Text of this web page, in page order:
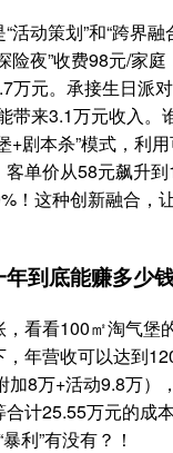
活动策划”和“跨界融
险夜”收费98元/家
万元。承接生日派
带来3.1万元收入。
+剧本杀”模式，利
单价从58元飙升
！这种创新融合，
到底能赚多少
看看100㎡淘气堡
年营收可以达到
8万+活动9.8万）
计25.55万元的成
利”有没有？！